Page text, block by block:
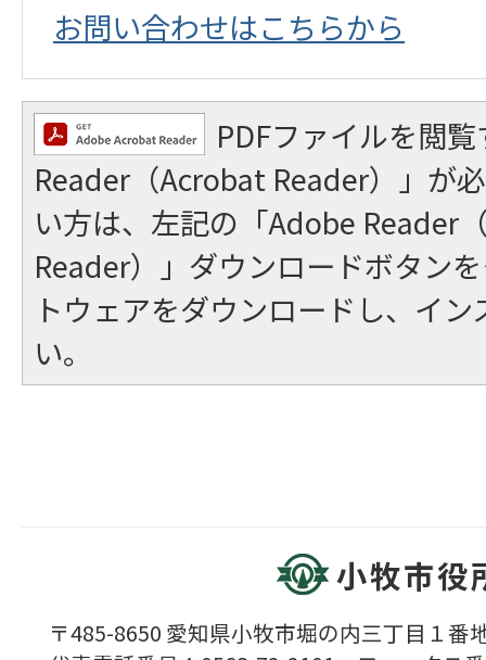
お問い合わせはこちらから
PDFファイルを閲
Reader（Acrobat Reader）」が
い方は、左記の「Adobe Reader
Reader）」ダウンロードボタン
トウェアをダウンロードし、イ
い。
小牧市役
〒485-8650 愛知県小牧市堀の内三丁目１番